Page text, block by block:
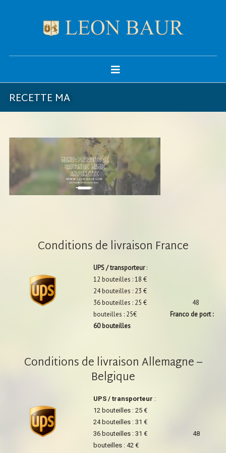
RECETTE MA
Conditions de livraison France
UPS / transporteur:
12 bouteilles : 18 €
24 bouteilles : 23 €
36 bouteilles : 25 € 48
bouteilles : 25€
Franco de port :
60 bouteilles
Conditions de livraison Allemagne –
Belgique
UPS / transporteur :
12 bouteilles : 25 €
24 bouteilles : 31 €
36 bouteilles : 31 € 48
bouteilles : 42 €